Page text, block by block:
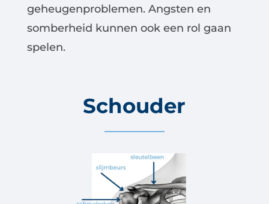
geheugenproblemen. Angsten en
somberheid kunnen ook een rol gaan
spelen.
Schouder